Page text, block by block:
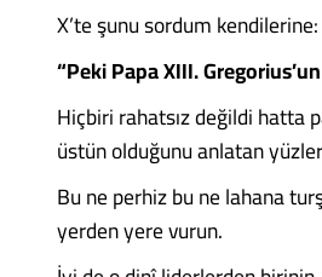
X’te şunu sordum kendilerine:
“Peki Papa XIII.
Hiçbiri rahatsız değildi hatta
üstün olduğunu anlatan
Bu ne perhiz bu ne lahana
yerden yere vurun.